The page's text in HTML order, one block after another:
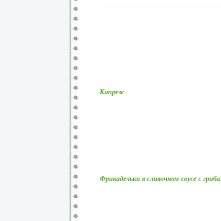
Капрезе
Фрикадельки в сливочном соусе с